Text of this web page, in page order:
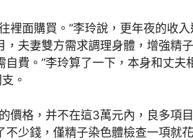
裡面購買。”李玲說，更年夜的收
夫妻雙方需求調理身體，增強精
費。”李玲算了一下，本身和丈夫
。
價格，并不在這3萬元內，良多項
少錢，僅精子染色體檢查一項就